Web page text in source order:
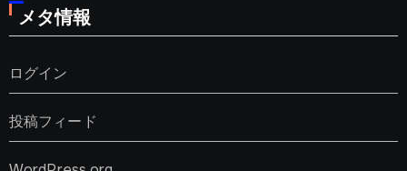
メタ情報
ログイン
投稿フィード